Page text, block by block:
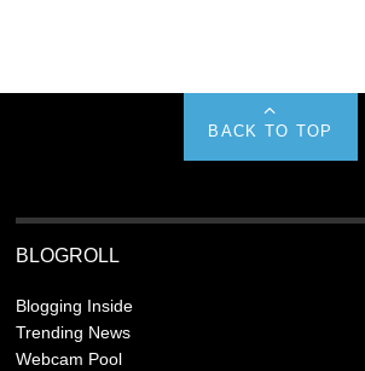
BACK TO TOP
BLOGROLL
Blogging Inside
Trending News
Webcam Pool